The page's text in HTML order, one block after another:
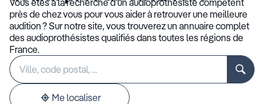
Vous êtes à la recherche d’un audioprothésiste compétent
près de chez vous pour vous aider à retrouver une meilleure
audition ? Sur notre site, vous trouverez un annuaire complet
des audioprothésistes qualifiés dans toutes les régions de
France.
Rechercher
établissement
Veuillez
renseigner
une
adresse
Me localiser